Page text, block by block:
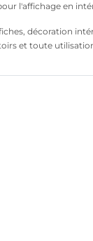
l'affichage en
décoration
et toute